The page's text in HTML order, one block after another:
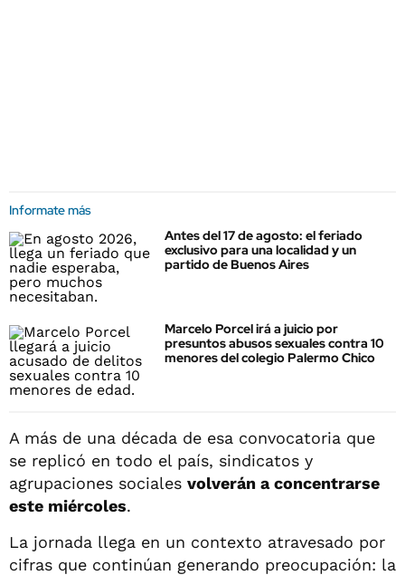
Informate más
Antes del 17 de agosto: el feriado
exclusivo para una localidad y un
partido de Buenos Aires
Marcelo Porcel irá a juicio por
presuntos abusos sexuales contra 10
menores del colegio Palermo Chico
A más de una década de esa convocatoria que
se replicó en todo el país, sindicatos y
agrupaciones sociales volverán a concentrarse
este miércoles.
La jornada llega en un contexto atravesado por
cifras que continúan generando preocupación: la